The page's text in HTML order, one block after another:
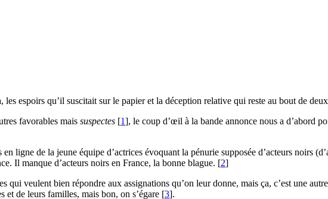
espoirs qu’il suscitait sur le papier et la déception relative qui reste au bout de
favorables mais suspectes [1], le coup d’œil à la bande annonce nous a d’abord
ligne de la jeune équipe d’actrices évoquant la pénurie supposée d’acteurs noirs
Il manque d’acteurs noirs en France, la bonne blague. [2]
veulent bien répondre aux assignations qu’on leur donne, mais ça, c’est une
et de leurs familles, mais bon, on s’égare [3].